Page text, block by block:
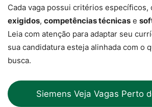
Cada vaga possui critérios específicos,
exigidos, competências técnicas e
Leia com atenção para adaptar seu
sua candidatura esteja alinhada com o
busca.
Siemens Veja Vagas Perto